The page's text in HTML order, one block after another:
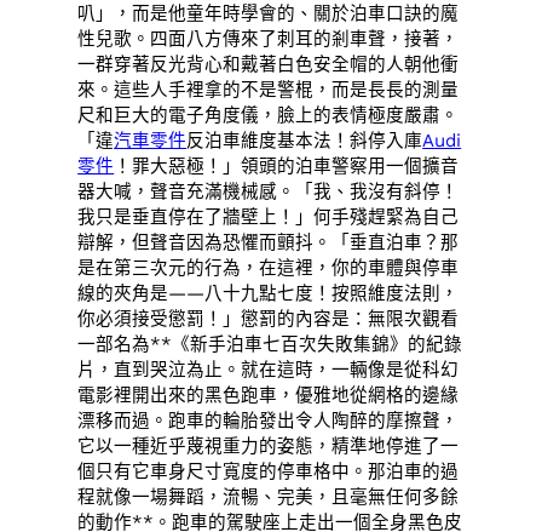
叭」，而是他童年時學會的、關於泊車口訣的魔
性兒歌。四面八方傳來了刺耳的剎車聲，接著，
一群穿著反光背心和戴著白色安全帽的人朝他衝
來。這些人手裡拿的不是警棍，而是長長的測量
尺和巨大的電子角度儀，臉上的表情極度嚴肅。
「違汽車零件反泊車維度基本法！斜停入庫Audi
零件 ！罪大惡極！」領頭的泊車警察用一個擴音
器大喊，聲音充滿機械感。「我、我沒有斜停！
我只是垂直停在了牆壁上！」何手殘趕緊為自己
辯解，但聲音因為恐懼而顫抖。「垂直泊車？那
是在第三次元的行為，在這裡，你的車體與停車
線的夾角是——八十九點七度！按照維度法則，
你必須接受懲罰！」懲罰的內容是：無限次觀看
一部名為**《新手泊車七百次失敗集錦》的紀錄
片，直到哭泣為止。就在這時，一輛像是從科幻
電影裡開出來的黑色跑車，優雅地從網格的邊緣
漂移而過。跑車的輪胎發出令人陶醉的摩擦聲，
它以一種近乎蔑視重力的姿態，精準地停進了一
個只有它車身尺寸寬度的停車格中。那泊車的過
程就像一場舞蹈，流暢、完美，且毫無任何多餘
的動作**。跑車的駕駛座上走出一個全身黑色皮